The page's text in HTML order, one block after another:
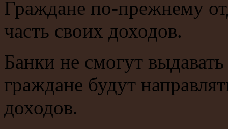
Граждане по-прежнему
часть своих доходов.
Банки не смогут
граждане будут
доходов.